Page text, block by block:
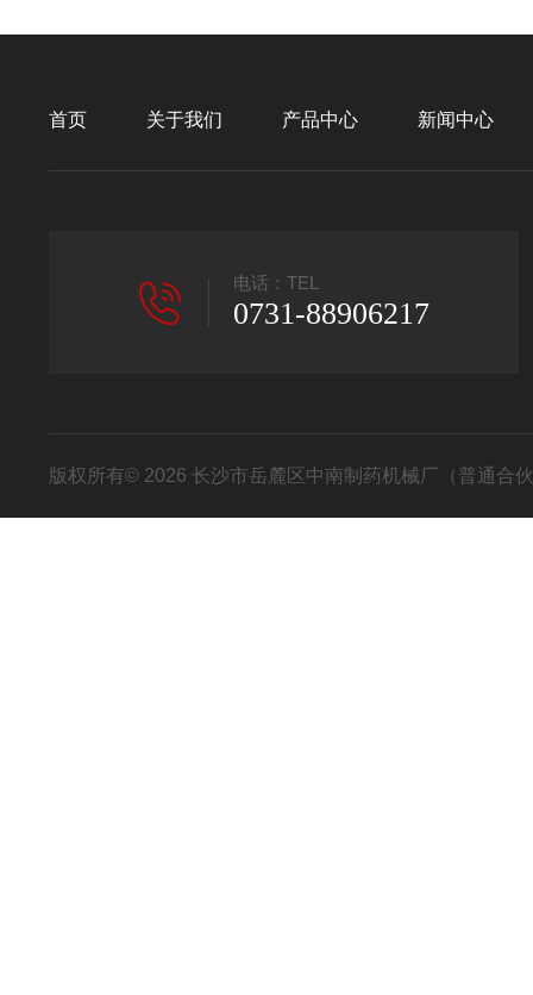
首页 关于我们 产品中心 新闻中心
电话：TEL
0731-88906217
版权所有© 2026 长沙市岳麓区中南制药机械厂（普通